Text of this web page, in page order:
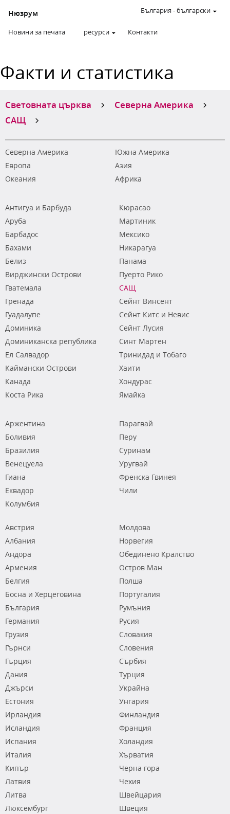
Нюзрум
Новини за печата ресурси Контакти
България -български
Факти и статистика
Световната църква
Северна Америка
САЩ
Северна Америка
Южна Америка
Европа
Азия
Океания
Африка
Антигуа и Барбуда
Аруба
Барбадос
Бахами
Белиз
Вирджински Острови
Гватемала
Гренада
Гуадалупе
Доминика
Доминиканска република
Ел Салвадор
Каймански Острови
Канада
Коста Рика
Кюрасао
Мартиник
Мексико
Никарагуа
Панама
Пуерто Рико
САЩ
Сейнт Винсент
Сейнт Китс и Невис
Сейнт Лусия
Синт Мартен
Тринидад и Тобаго
Хаити
Хондурас
Ямайка
Аржентина
Боливия
Бразилия
Венецуела
Гиана
Еквадор
Колумбия
Парагвай
Перу
Суринам
Уругвай
Френска Гвинея
Чили
Австрия
Албания
Андора
Армения
Белгия
Босна и Херцеговина
България
Германия
Грузия
Гърнси
Гърция
Дания
Джърси
Естония
Ирландия
Исландия
Испания
Италия
Кипър
Латвия
Литва
Люксембург
Молдова
Норвегия
Обединено Кралство
Остров Ман
Полша
Португалия
Румъния
Русия
Словакия
Словения
Сърбия
Турция
Украйна
Унгария
Финландия
Франция
Холандия
Хърватия
Черна гора
Чехия
Швейцария
Швеция